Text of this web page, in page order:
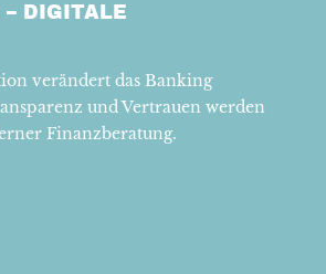
– DIGITALE
verändert das Banking
und Vertrauen werden
Finanzberatung.